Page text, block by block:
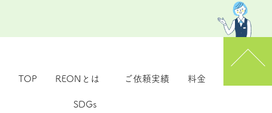
TOP REONとは
SDGs
ご依頼実績 料金